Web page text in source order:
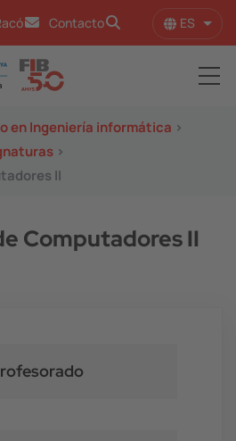
Contacto ES
en Ingeniería informática >
>
II
Computadores II